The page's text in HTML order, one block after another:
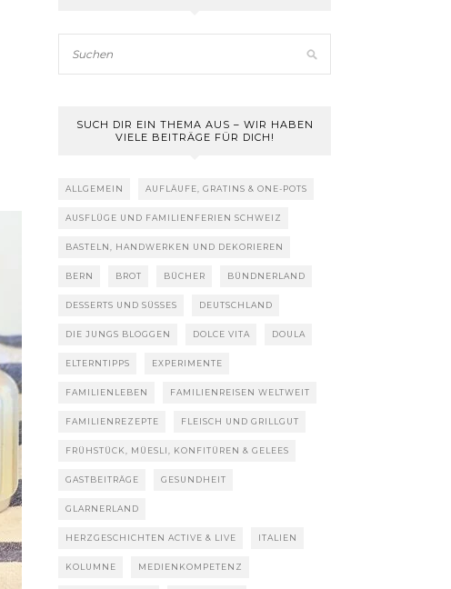
SUCH DIR EIN THEMA AUS – WIR HABEN
VIELE BEITRÄGE FÜR DICH!
ALLGEMEIN AUFLÄUFE, GRATINS & ONE-POTS
AUSFLÜGE UND FAMILIENFERIEN SCHWEIZ
BASTELN, HANDWERKEN UND DEKORIEREN
BERN BROT BÜCHER BÜNDNERLAND
DESSERTS UND SÜSSES DEUTSCHLAND
DIE JUNGS BLOGGEN DOLCE VITA DOULA
ELTERNTIPPS EXPERIMENTE
FAMILIENLEBEN FAMILIENREISEN WELTWEIT
FAMILIENREZEPTE FLEISCH UND GRILLGUT
FRÜHSTÜCK, MÜESLI, KONFITÜREN & GELEES
GASTBEITRÄGE GESUNDHEIT
GLARNERLAND
HERZGESCHICHTEN ACTIVE & LIVE ITALIEN
KOLUMNE MEDIENKOMPETENZ